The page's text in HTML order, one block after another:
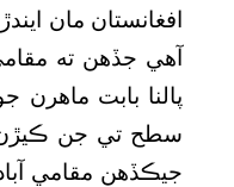
پالنا بابت
سطح تي جن ڪيڙن
جيڪڏهن مقامي